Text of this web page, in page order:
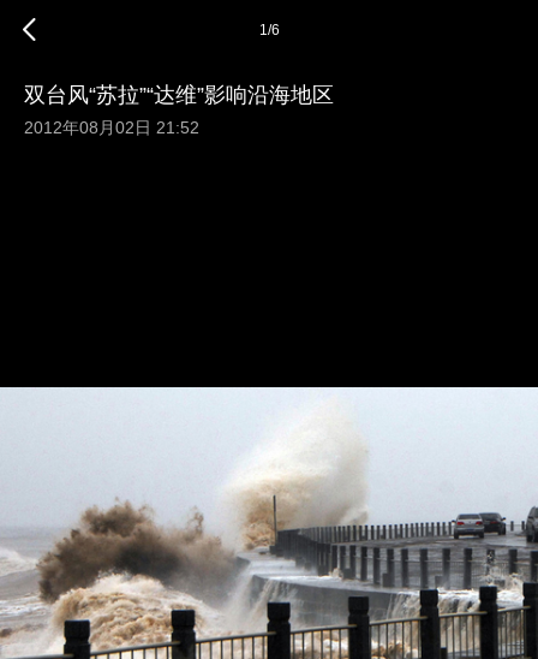
1/6
双台风“苏拉”“达维”影响沿海地区
2012年08月02日 21:52